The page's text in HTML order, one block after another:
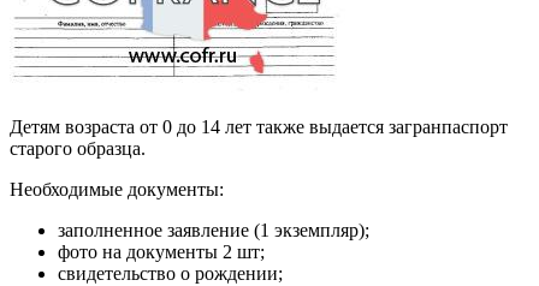
Детям возраста от 0 до 14 лет также выдается загранпаспорт
старого образца.
Необходимые документы:
заполненное заявление (1 экземпляр);
фото на документы 2 шт;
свидетельство о рождении;